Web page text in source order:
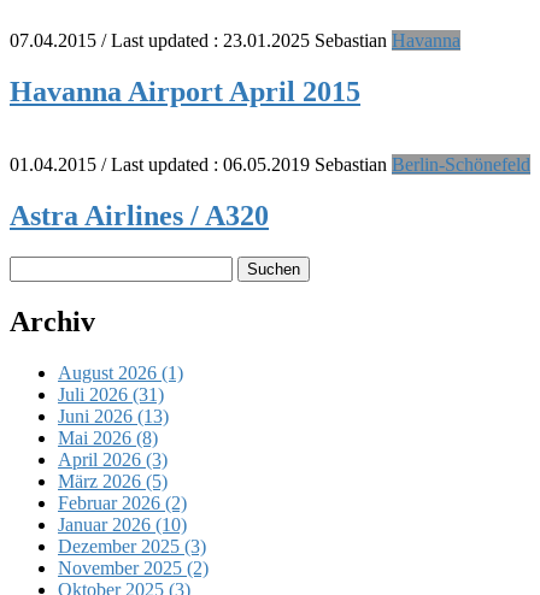
07.04.2015 / Last updated : 23.01.2025 Sebastian Havanna
Havanna Airport April 2015
01.04.2015 / Last updated : 06.05.2019 Sebastian Berlin-Schönefeld
Astra Airlines / A320
nach:
Archiv
August 2026 (1)
Juli 2026 (31)
Juni 2026 (13)
Mai 2026 (8)
April 2026 (3)
März 2026 (5)
Februar 2026 (2)
Januar 2026 (10)
Dezember 2025 (3)
November 2025 (2)
Oktober 2025 (3)